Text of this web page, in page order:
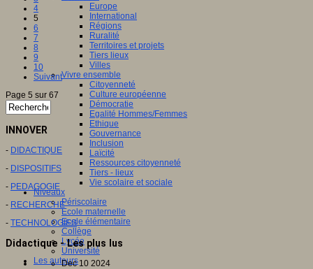
Europe
International
Régions
Ruralité
Territoires et projets
Tiers lieux
Villes
Vivre ensemble
Citoyenneté
Culture européenne
Démocratie
Egalité Hommes/Femmes
Ethique
Gouvernance
Inclusion
Laïcité
Ressources citoyenneté
Tiers - lieux
Vie scolaire et sociale
Niveaux
Périscolaire
Ecole maternelle
Ecole élémentaire
Collège
Lycée
Université
Les auteurs
4
5
6
7
8
9
10
Suivant
Page 5 sur 67
INNOVER
- DIDACTIQUE
- DISPOSITIFS
- PEDAGOGIE
- RECHERCHE
- TECHNOLOGIES
Didactique - Les plus lus
Dec 10 2024